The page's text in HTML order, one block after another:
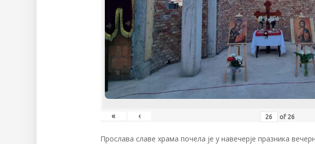
« ‹ of 26
Прослава славе храма почела је у навечерје празника